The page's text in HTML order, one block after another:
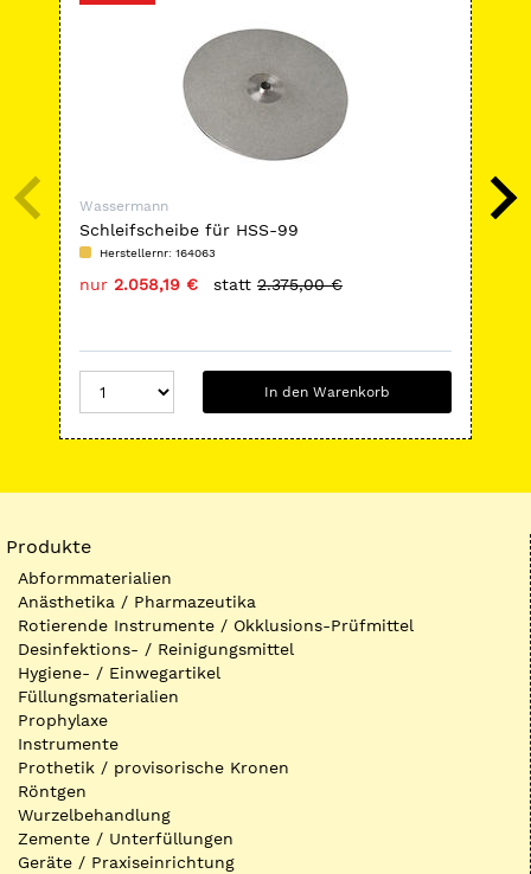
Wassermann
Schleifscheibe für HSS-99
Herstellernr: 164063
nur 2.058,19 € statt 2.375,00 €
In den Warenkorb
Produkte
Abformmaterialien
Anästhetika / Pharmazeutika
Rotierende Instrumente / Okklusions-Prüfmittel
Desinfektions- / Reinigungsmittel
Hygiene- / Einwegartikel
Füllungsmaterialien
Prophylaxe
Instrumente
Prothetik / provisorische Kronen
Röntgen
Wurzelbehandlung
Zemente / Unterfüllungen
Geräte / Praxiseinrichtung